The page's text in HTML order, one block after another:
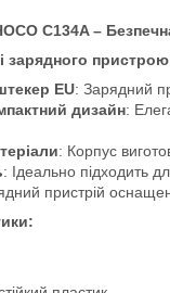
C134A –
зарядного
EU: Зарядний
дизайн:
: Корпус
: Ідеально підходить
пристрій